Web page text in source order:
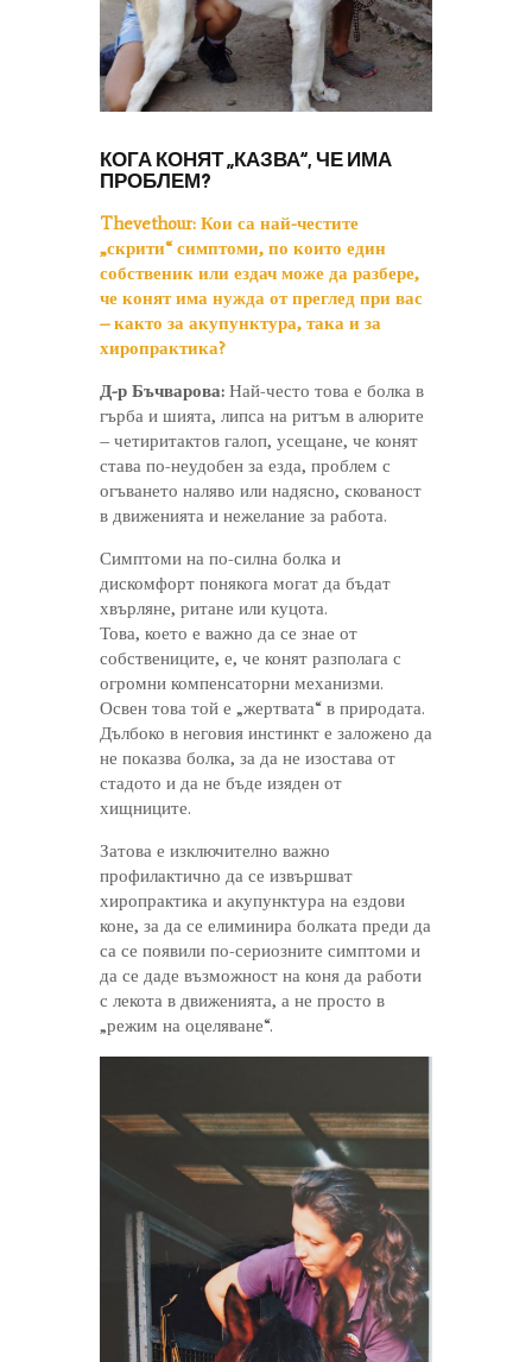
КОГА КОНЯТ „КАЗВА“, ЧЕ ИМА
ПРОБЛЕМ?
Thevethour: Кои са най-честите
„скрити“ симптоми, по които един
собственик или ездач може да разбере,
че конят има нужда от преглед при вас
– както за акупунктура, така и за
хиропрактика?
Д-р Бъчварова: Най-често това е болка в
гърба и шията, липса на ритъм в алюрите
– четиритактов галоп, усещане, че конят
става по-неудобен за езда, проблем с
огъването наляво или надясно, скованост
в движенията и нежелание за работа.
Симптоми на по-силна болка и
дискомфорт понякога могат да бъдат
хвърляне, ритане или куцота.
Това, което е важно да се знае от
собствениците, е, че конят разполага с
огромни компенсаторни механизми.
Освен това той е „жертвата“ в природата.
Дълбоко в неговия инстинкт е заложено да
не показва болка, за да не изостава от
стадото и да не бъде изяден от
хищниците.
Затова е изключително важно
профилактично да се извършват
хиропрактика и акупунктура на ездови
коне, за да се елиминира болката преди да
са се появили по-сериозните симптоми и
да се даде възможност на коня да работи
с лекота в движенията, а не просто в
„режим на оцеляване“.